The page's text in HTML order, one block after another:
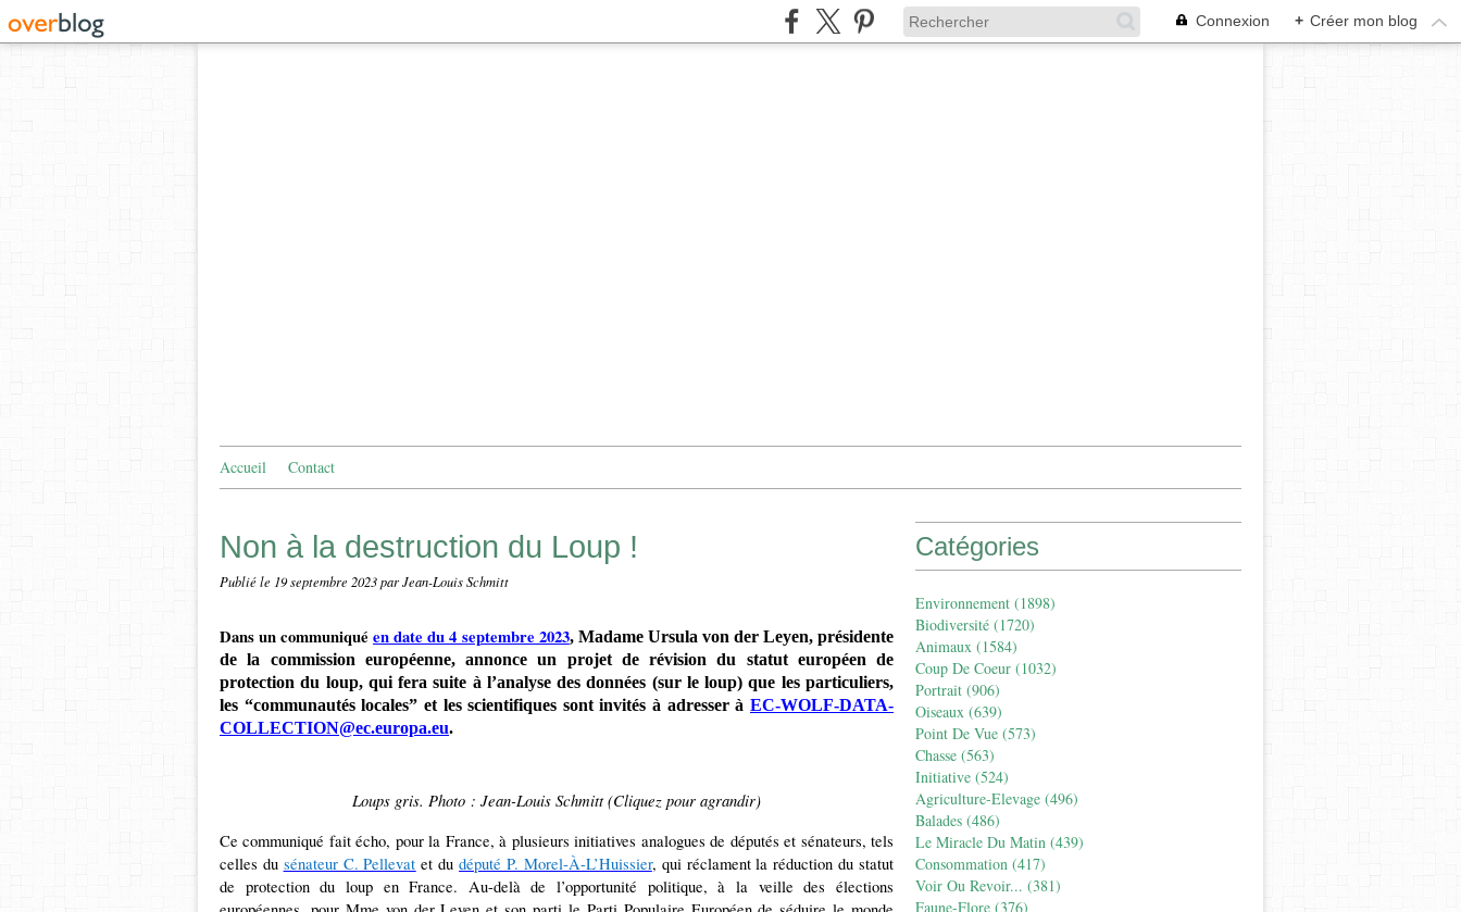
Connexion + Créer mon blog
Accueil Contact
Non à la destruction du Loup !
Publié le 19 septembre 2023par Jean-Louis Schmitt
Dans un communiquéen date du 4 septembre 2023, Madame Ursula von der Leyen, présidente
de la commission européenne, annonce un projet de révision du statut européen de
protection du loup, qui fera suite à l’analyse des données (sur le loup) que les particuliers,
les “communautés locales” et les scientifiques sont invités à adresser à EC-WOLF-DATA-
COLLECTION@ec.europa.eu.
Loups gris. Photo : Jean-Louis Schmitt (Cliquez pour agrandir)
Ce communiqué fait écho, pour la France, à plusieurs initiatives analogues de députés et sénateurs, tels
celles du sénateur C. Pellevat et dudéputé P. Morel-À-L’Huissier, qui réclament la réduction du statut
de protection du loup en France. Au-delà de l’opportunité politique, à la veille des élections
Catégories
Environnement (1898)
Biodiversité (1720)
Animaux (1584)
Coup De Coeur (1032)
Portrait (906)
Oiseaux (639)
Point De Vue (573)
Chasse (563)
Initiative (524)
Agriculture-Elevage (496)
Balades (486)
Le Miracle Du Matin (439)
Consommation (417)
Voir Ou Revoir... (381)
Faune-Flore (376)